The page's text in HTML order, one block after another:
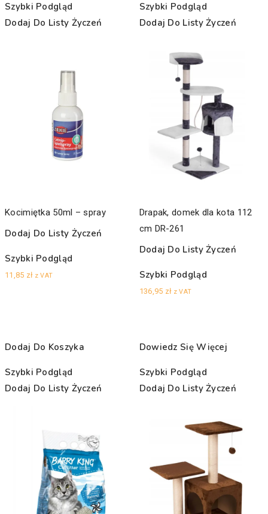
Szybki Podgląd
Dodaj Do Listy Życzeń
Kocimiętka 50ml – spray
Dodaj Do Listy Życzeń
Szybki Podgląd
11,85 zł z VAT
Szybki Podgląd
Dodaj Do Listy Życzeń
Drapak, domek dla kota 112
cm DR-261
Dodaj Do Listy Życzeń
Szybki Podgląd
136,95 zł z VAT
Dodaj Do Koszyka
Szybki Podgląd
Dodaj Do Listy Życzeń
Dowiedz Się Więcej
Szybki Podgląd
Dodaj Do Listy Życzeń